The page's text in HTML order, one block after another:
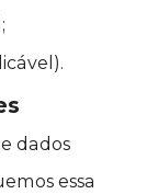
dados
essa